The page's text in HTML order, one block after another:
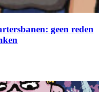
geen reden